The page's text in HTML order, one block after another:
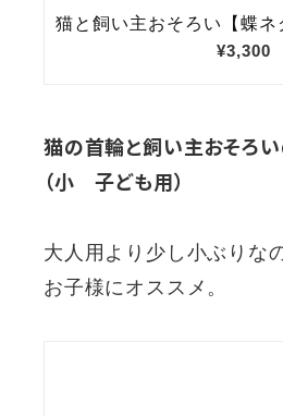
猫の首輪と飼い主おそろ
（小 子ども用）
大人用より少し小ぶりな
お子様にオススメ。